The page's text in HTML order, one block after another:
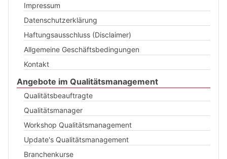
Impressum
Datenschutzerklärung
Haftungsausschluss (Disclaimer)
Allgemeine Geschäftsbedingungen
Kontakt
Angebote im Qualitätsmanagement
Qualitätsbeauftragte
Qualitätsmanager
Workshop Qualitätsmanagement
Update's Qualitätsmanagement
Branchenkurse